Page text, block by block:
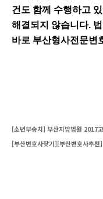
건도 함께 수행하고
해결되지 않습니다.
바로 부산형사전문변
[소년부송치] 부산지방법원 2017
[부산변호사찾기][부산변호사추천]